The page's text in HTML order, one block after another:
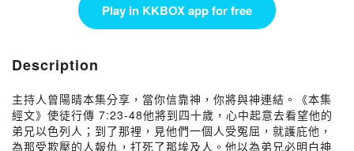
Play in KKBOX app for free
Description
主持人曾陽晴本集分享，當你信靠神，你將與神連結。《本集
經文》使徒行傳 7:23-48他將到四十歲，心中起意去看望他的
弟兄以色列人；到了那裡，見他們一個人受冤屈，就護庇他，
為那受欺壓的人報仇，打死了那埃及人。他以為弟兄必明白神